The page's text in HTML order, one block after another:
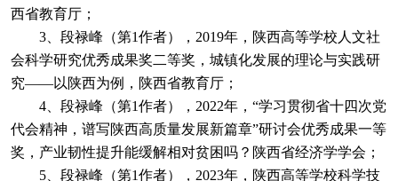
西省教育厅；
3、段禄峰（第1作者），2019年，陕西高等学校人文社
会科学研究优秀成果奖二等奖，城镇化发展的理论与实践研
究——以陕西为例，陕西省教育厅；
4、段禄峰（第1作者），2022年，“学习贯彻省十四次党
代会精神，谱写陕西高质量发展新篇章”研讨会优秀成果一等
奖，产业韧性提升能缓解相对贫困吗？陕西省经济学学会；
5、段禄峰（第1作者），2023年，陕西高等学校科学技